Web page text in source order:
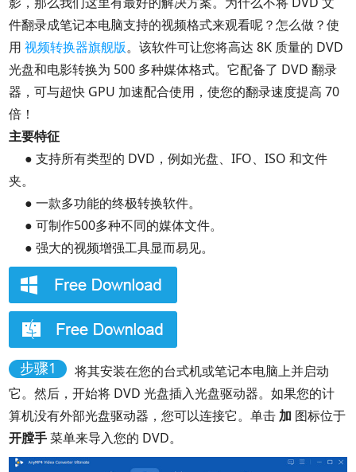
件翻录成笔记本电脑支持的视频格式来观看呢？怎么做？使
用视频转换器旗舰版。该软件可让您将高达 8K 质量的 DVD
光盘和电影转换为 500 多种媒体格式。它配备了 DVD 翻录
器，可与超快 GPU 加速配合使用，使您的翻录速度提高 70
倍！
主要特征
● 支持所有类型的 DVD，例如光盘、IFO、ISO 和文件
夹。
● 一款多功能的终极转换软件。
● 可制作500多种不同的媒体文件。
● 强大的视频增强工具显而易见。
步骤1
将其安装在您的台式机或笔记本电脑上并启动
它。然后，开始将 DVD 光盘插入光盘驱动器。如果您的计
算机没有外部光盘驱动器，您可以连接它。单击 加 图标位于
开膛手菜单来导入您的 DVD。